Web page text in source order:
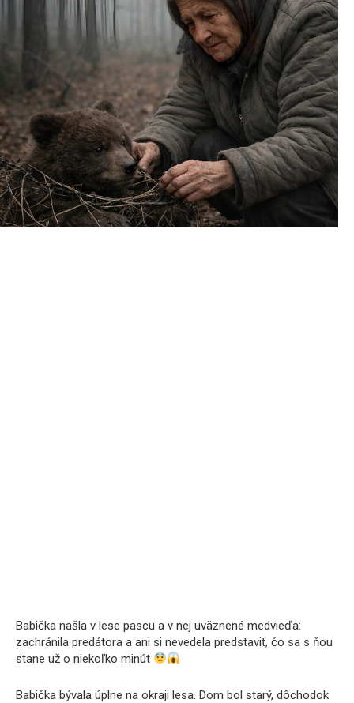
Babička našla v lese pascu a v nej uväznené medvieďa:
zachránila predátora a ani si nevedela predstaviť, čo sa s ňou
stane už o niekoľko minút
Babička bývala úplne na okraji lesa. Dom bol starý, dôchodok